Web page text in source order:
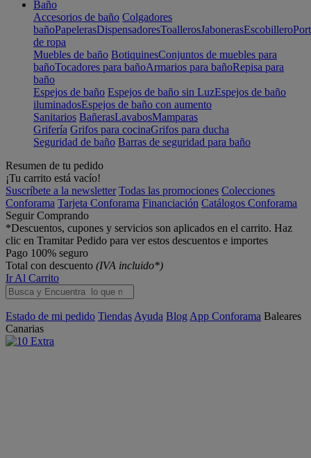
Baño
Accesorios de baño Colgadores
bañoPapelerasDispensadoresToallerosJabonerasEscobillero
de ropa
Muebles de baño BotiquinesConjuntos de muebles para
bañoTocadores para bañoArmarios para bañoRepisa para
baño
Espejos de baño Espejos de baño sin LuzEspejos de baño
iluminadosEspejos de baño con aumento
Sanitarios BañerasLavabosMamparas
Grifería Grifos para cocinaGrifos para ducha
Seguridad de baño Barras de seguridad para baño
Resumen de tu pedido
¡Tu carrito está vacío!
Suscríbete a la newsletter Todas las promociones Colecciones
Conforama Tarjeta Conforama Financiación Catálogos Conforama
Seguir Comprando
*Descuentos, cupones y servicios son aplicados en el carrito. Haz
clic en Tramitar Pedido para ver estos descuentos e importes
Pago 100% seguro
Total con descuento (IVA incluido*)
Ir Al Carrito
Estado de mi pedido Tiendas Ayuda Blog App Conforama Baleares
Canarias